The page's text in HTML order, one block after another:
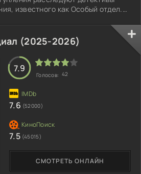
известного как Особый отдел.
(2025-2026)
СМОТРЕТЬ ОНЛАЙН
7.9
Голосов: 42
7.6 (52000)
7.5 (45015)